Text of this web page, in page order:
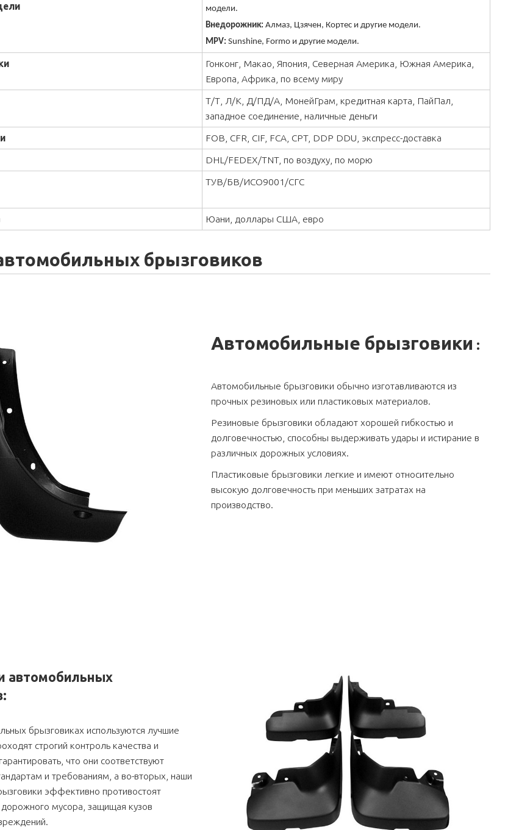
модели.
Внедорожник: Алмаз, Цзячен, Кортес и другие модели.
MPV: Sunshine, Formo и другие модели.
Гонконг, Макао, Япония, Северная Америка, Южная Америка,
Европа, Африка, по всему миру
Т/Т, Л/К, Д/ПД/А, МонейГрам, кредитная карта, ПайПал,
западное соединение, наличные деньги
FOB, CFR, CIF, FCA, CPT, DDP DDU, экспресс-доставка
DHL/FEDEX/TNT, по воздуху, по морю
ТУВ/БВ/ИСО9001/СГС
Юани, доллары США, евро
брызговиков
Автомобильные брызговики :
Автомобильные брызговики обычно изготавливаются из
прочных резиновых или пластиковых материалов.
Резиновые брызговики обладают хорошей гибкостью и
долговечностью, способны выдерживать удары и истирание в
различных дорожных условиях.
Пластиковые брызговики легкие и имеют относительно
высокую долговечность при меньших затратах на
производство.
автомобильных
брызговиках используются лучшие
строгий контроль качества и
что они соответствуют
и требованиям, а во-вторых, наши
эффективно противостоят
мусора, защищая кузов